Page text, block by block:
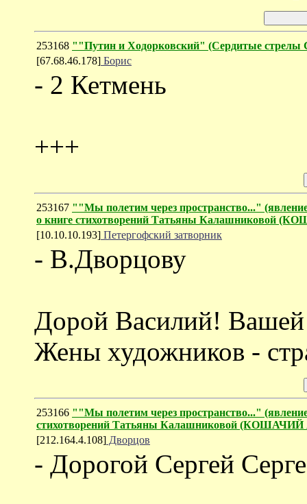
253168 ""Путин и Ходорковский" (Cердитые стрелы
[67.68.46.178] Борис
- 2 Кетмень
+++
253167 ""Мы полетим через пространство..."
о книге стихотворений Татьяны Калашниковой
[10.10.10.193] Петергофский затворник
- В.Дворцову
Дорой Василий! Вашей
Жены художников -
253166 ""Мы полетим через пространство..."
стихотворений Татьяны Калашниковой
[212.164.4.108] Дворцов
- Дорогой Сергей